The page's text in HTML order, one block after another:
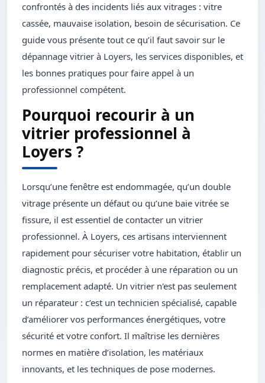
confrontés à des incidents liés aux vitrages : vitre
cassée, mauvaise isolation, besoin de sécurisation. Ce
guide vous présente tout ce qu’il faut savoir sur le
dépannage vitrier à Loyers, les services disponibles, et
les bonnes pratiques pour faire appel à un
professionnel compétent.
Pourquoi recourir à un
vitrier professionnel à
Loyers ?
Lorsqu’une fenêtre est endommagée, qu’un double
vitrage présente un défaut ou qu’une baie vitrée se
fissure, il est essentiel de contacter un vitrier
professionnel. À Loyers, ces artisans interviennent
rapidement pour sécuriser votre habitation, établir un
diagnostic précis, et procéder à une réparation ou un
remplacement adapté. Un vitrier n'est pas seulement
un réparateur : c’est un technicien spécialisé, capable
d’améliorer vos performances énergétiques, votre
sécurité et votre confort. Il maîtrise les dernières
normes en matière d’isolation, les matériaux
innovants, et les techniques de pose modernes.